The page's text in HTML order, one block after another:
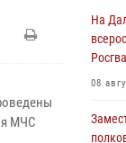
МЧС
На
08